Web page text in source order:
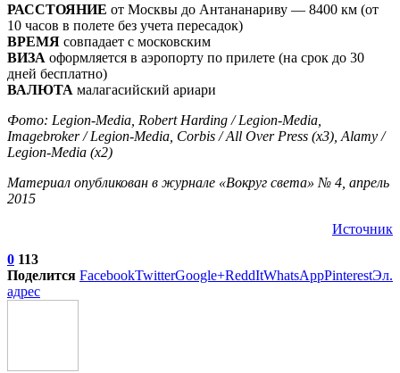
РАССТОЯНИЕ от Москвы до Антананариву — 8400 км (от
10 часов в полете без учета пересадок)
ВРЕМЯ совпадает с московским
ВИЗА оформляется в аэропорту по прилете (на срок до 30
дней бесплатно)
ВАЛЮТА малагасийский ариари
Фото: Legion-Media, Robert Harding / Legion-Media,
Imagebroker / Legion-Media, Corbis / All Over Press (х3), Alamy /
Legion-Media (х2)
Материал опубликован в журнале «Вокруг света» № 4, апрель
2015
Источник
0 113
Поделится FacebookTwitterGoogle+ReddItWhatsAppPinterestЭл.
адрес